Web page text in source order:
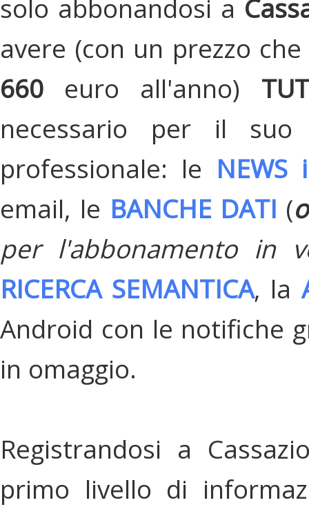
solo abbonandosi a
avere (con un prezzo
660 euro all'anno)
necessario per il suo
professionale: le
email, le BANCHE DATI (
per l'abbonamento in
RICERCA SEMANTICA, la
Android con le notifiche
in omaggio.
Registrandosi a
primo livello di